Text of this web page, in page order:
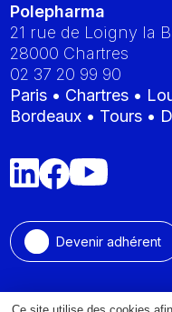
Polepharma
21 rue de Loigny la
28000 Chartres
02 37 20 99 90
Paris • Chartres •
Bordeaux • Tours •
Devenir adhérent